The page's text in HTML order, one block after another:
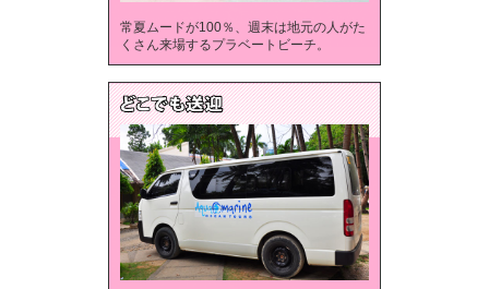
常夏ムードが100％、週末は地元の人がた
くさん来場するプラベートビーチ。